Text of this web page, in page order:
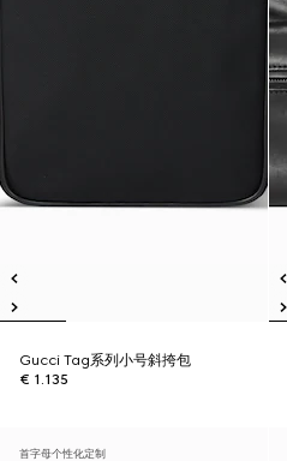
Gucci Tag系列小号斜挎包
€ 1.135
首字母个性化定制